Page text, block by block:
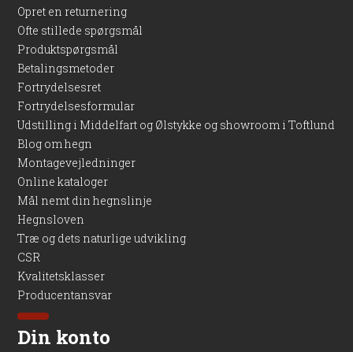
Kontakt os
Husk: Vi sælger kun FT stolper sammen med FT hegn for at
sikre korrekt pasform og holdbarhed. Har du spørgsmål om
montage, valg af stolper eller andet? Du er altid velkommen
til at kontakte os – enten via telefon, chat øverst på siden eller
mail. Vi sidder klar til at hjælpe dig godt videre med dit
hegnsprojekt.
Opret en returnering
Ofte stillede spørgsmål
Produktspørgsmål
Betalingsmetoder
Fortrydelsesret
Fortrydelsesformular
Udstilling i Middelfart og Ølstykke og showroom i Toftlund
Blog om hegn
Montagevejledninger
Online kataloger
Mål nemt din hegnslinje
Hegnsloven
Træ og dets naturlige udvikling
CSR
Kvalitetsklasser
Producentansvar
Din konto